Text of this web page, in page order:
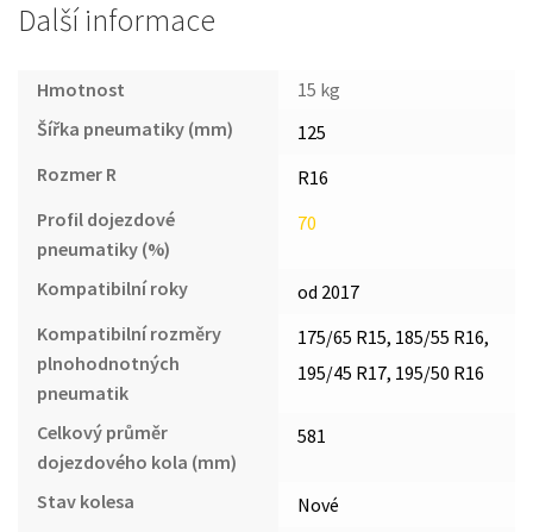
Další informace
Hmotnost
15 kg
Šířka pneumatiky (mm)
125
Rozmer R
R16
Profil dojezdové
pneumatiky (%)
70
Kompatibilní roky
od 2017
Kompatibilní rozměry
plnohodnotných
pneumatik
175/65 R15, 185/55 R16,
195/45 R17, 195/50 R16
Celkový průměr
dojezdového kola (mm)
581
Stav kolesa
Nové